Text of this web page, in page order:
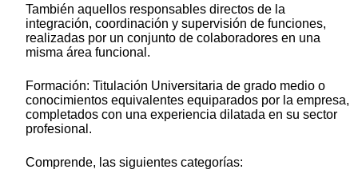
También aquellos responsables directos de la
integración, coordinación y supervisión de funciones,
realizadas por un conjunto de colaboradores en una
misma área funcional.
Formación: Titulación Universitaria de grado medio o
conocimientos equivalentes equiparados por la empresa,
completados con una experiencia dilatada en su sector
profesional.
Comprende, las siguientes categorías: